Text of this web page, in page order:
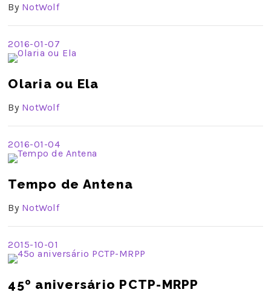
By NotWolf
2016-01-07
Olaria ou Ela
By NotWolf
2016-01-04
Tempo de Antena
By NotWolf
2015-10-01
45º aniversário PCTP-MRPP